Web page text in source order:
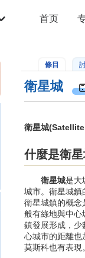
條目
衛星城
衛星城
什麼是衛
衛星城是大
城市。衛星城鎮
衛星城鎮的概念
般有綠地與中心
鎮發展形成，少
心城市的距離也
莫斯科也有表現。
首页